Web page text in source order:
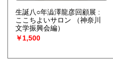
生誕八○年澁澤龍彦回顧展 :
ここちよいサロン
（神奈川
文学振興会編）
￥1,500